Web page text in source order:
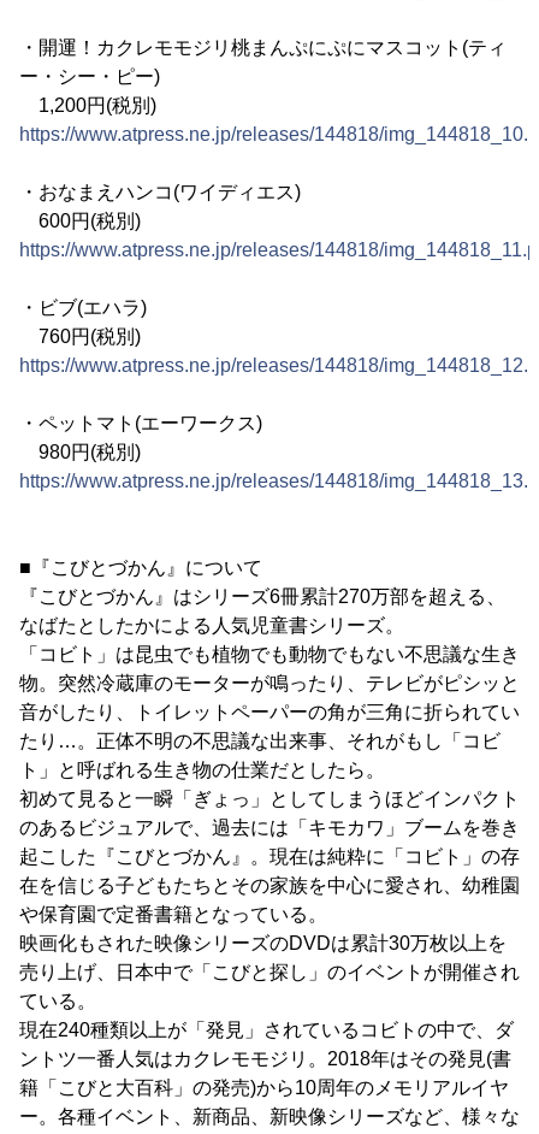
・開運！カクレモモジリ桃まんぷにぷにマスコット(ティ
ー・シー・ピー)
1,200円(税別)
https://www.atpress.ne.jp/releases/144818/
・おなまえハンコ(ワイディエス)
600円(税別)
https://www.atpress.ne.jp/releases/144818/
・ビブ(エハラ)
760円(税別)
https://www.atpress.ne.jp/releases/144818/
・ペットマト(エーワークス)
980円(税別)
https://www.atpress.ne.jp/releases/144818/
■『こびとづかん』について
『こびとづかん』はシリーズ6冊累計270万部を超える、
なばたとしたかによる人気児童書シリーズ。
「コビト」は昆虫でも植物でも動物でもない不思議な生き
物。突然冷蔵庫のモーターが鳴ったり、テレビがピシッと
音がしたり、トイレットペーパーの角が三角に折られてい
たり…。正体不明の不思議な出来事、それがもし「コビ
ト」と呼ばれる生き物の仕業だとしたら。
初めて見ると一瞬「ぎょっ」としてしまうほどインパクト
のあるビジュアルで、過去には「キモカワ」ブームを巻き
起こした『こびとづかん』。現在は純粋に「コビト」の存
在を信じる子どもたちとその家族を中心に愛され、幼稚園
や保育園で定番書籍となっている。
映画化もされた映像シリーズのDVDは累計30万枚以上を
売り上げ、日本中で「こびと探し」のイベントが開催され
ている。
現在240種類以上が「発見」されているコビトの中で、ダ
ントツ一番人気はカクレモモジリ。2018年はその発見(書
籍「こびと大百科」の発売)から10周年のメモリアルイヤ
ー。各種イベント、新商品、新映像シリーズなど、様々な